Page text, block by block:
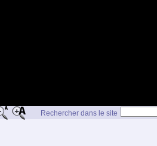
Rechercher dans le site